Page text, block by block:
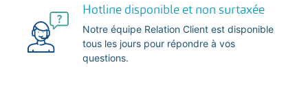
Hotline disponible et non surtaxée
Notre équipe Relation Client est disponible
tous les jours pour répondre à vos
questions.